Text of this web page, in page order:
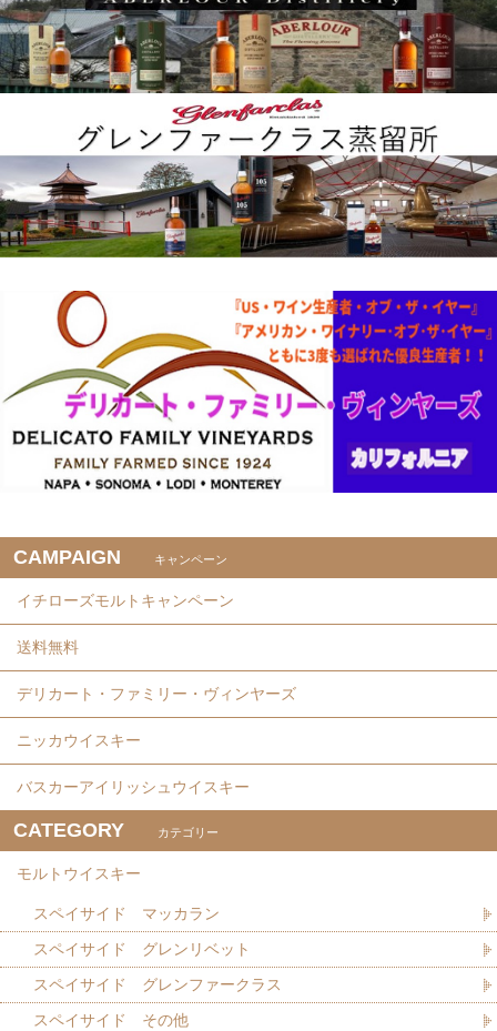
CAMPAIGN キャンペーン
イチローズモルトキャンペーン
送料無料
デリカート・ファミリー・ヴィンヤーズ
ニッカウイスキー
バスカーアイリッシュウイスキー
CATEGORY カテゴリー
モルトウイスキー
スペイサイド マッカラン
スペイサイド グレンリベット
スペイサイド グレンファークラス
スペイサイド その他